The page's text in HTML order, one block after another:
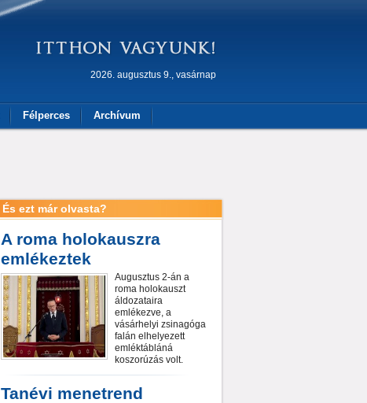
2026. augusztus 9., vasárnap
Félperces Archívum
És ezt már olvasta?
A roma holokauszra
emlékeztek
Augusztus 2-án a
roma holokauszt
áldozataira
emlékezve, a
vásárhelyi zsinagóga
falán elhelyezett
emléktábláná
koszorúzás volt.
Tanévi menetrend